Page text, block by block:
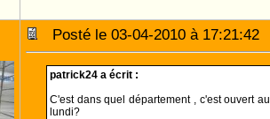
Posté le 03-04-2010 à
patrick24 a écrit :
C'est dans quel département , c'est ouvert
lundi?